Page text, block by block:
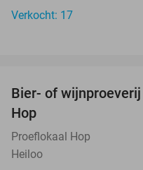
Verkocht: 17
Bier- of
Hop
Proeflokaal Hop
Heiloo